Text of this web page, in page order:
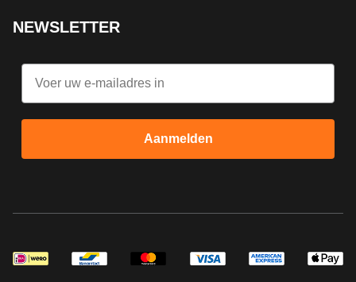
NEWSLETTER
Email
Aanmelden